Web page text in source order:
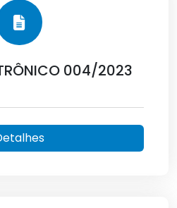
004/2023